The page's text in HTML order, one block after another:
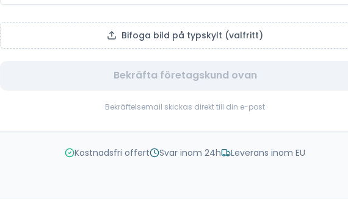
Bifoga bild på typskylt (valfritt)
Bekräfta företagskund ovan
Bekräftelsemail skickas direkt till din e-post
Kostnadsfri offert Svar inom 24h Leverans inom EU